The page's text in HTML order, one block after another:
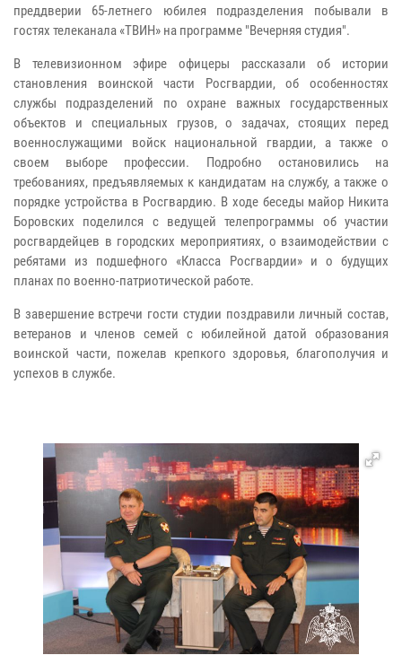
преддверии 65-летнего юбилея подразделения побывали в
гостях телеканала «ТВИН» на программе "Вечерняя студия".
В телевизионном эфире офицеры рассказали об истории
становления воинской части Росгвардии, об особенностях
службы подразделений по охране важных государственных
объектов и специальных грузов, о задачах, стоящих перед
военнослужащими войск национальной гвардии, а также о
своем выборе профессии. Подробно остановились на
требованиях, предъявляемых к кандидатам на службу, а также о
порядке устройства в Росгвардию. В ходе беседы майор Никита
Боровских поделился с ведущей телепрограммы об участии
росгвардейцев в городских мероприятиях, о взаимодействии с
ребятами из подшефного «Класса Росгвардии» и о будущих
планах по военно-патриотической работе.
В завершение встречи гости студии поздравили личный состав,
ветеранов и членов семей с юбилейной датой образования
воинской части, пожелав крепкого здоровья, благополучия и
успехов в службе.